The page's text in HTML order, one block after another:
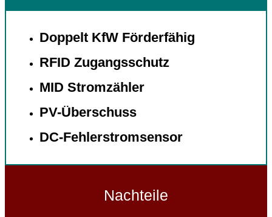
Doppelt KfW Förderfähig
RFID Zugangsschutz
MID Stromzähler
PV-Überschuss
DC-Fehlerstromsensor
Nachteile